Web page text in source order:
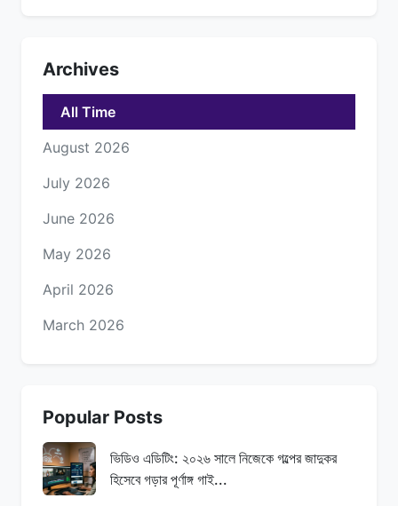
Archives
All Time
August 2026
July 2026
June 2026
May 2026
April 2026
March 2026
Popular Posts
ভিডিও এডিটিং: ২০২৬ সালে নিজেকে গল্পের জাদুকর
হিসেবে গড়ার পূর্ণাঙ্গ গাই...